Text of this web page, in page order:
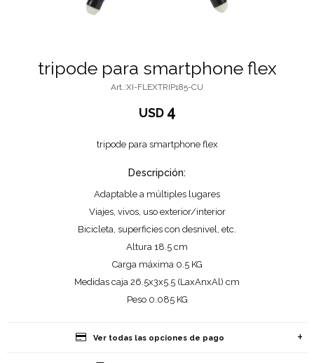
tripode para smartphone flex
XI-FLEXTRIP185-CU
USD 4
tripode para smartphone flex
Descripción:
Adaptable a múltiples lugares
Viajes, vivos, uso exterior/interior
Bicicleta, superficies con desnivel, etc.
Altura 18.5 cm
Carga máxima 0.5 KG
Medidas caja 26.5x3x5.5 (LaxAnxAl) cm
Peso 0.085 KG
Ver todas las opciones de pago